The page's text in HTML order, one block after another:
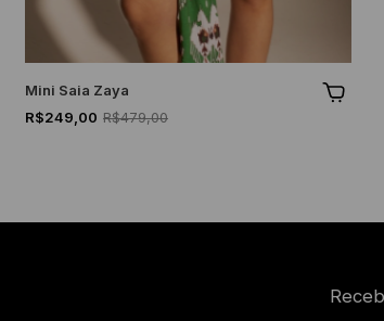
Mini Saia Zaya
R$249,00 R$479,00